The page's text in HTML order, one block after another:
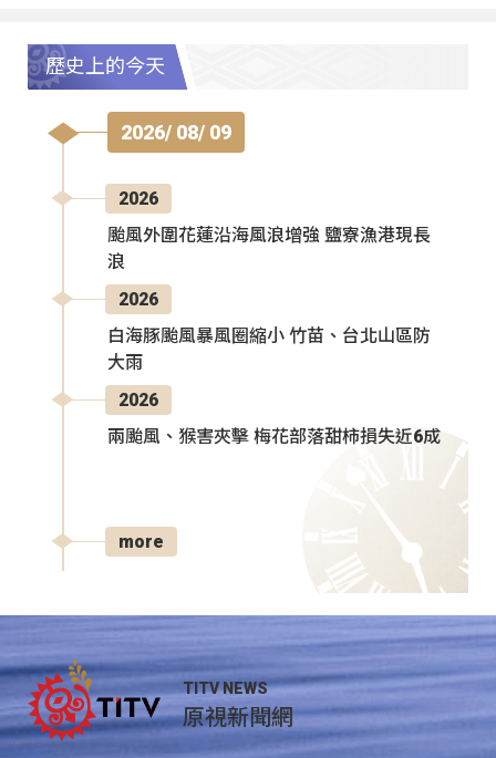
歷史上的今天
2026/ 08/ 09
2026
颱風外圍花蓮沿海風浪增強 鹽寮漁港現長
浪
2026
白海豚颱風暴風圈縮小 竹苗、台北山區防
大雨
2026
兩颱風、猴害夾擊 梅花部落甜柿損失近6成
more
TITV NEWS
原視新聞網